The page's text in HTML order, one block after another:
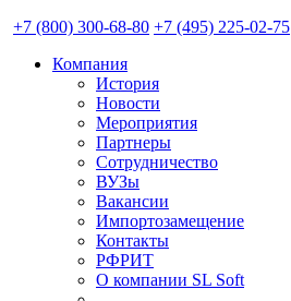
+7 (800) 300-68-80 +7 (495) 225-02-75
Компания
История
Новости
Мероприятия
Партнеры
Сотрудничество
ВУЗы
Вакансии
Импортозамещение
Контакты
РФРИТ
О компании SL Soft